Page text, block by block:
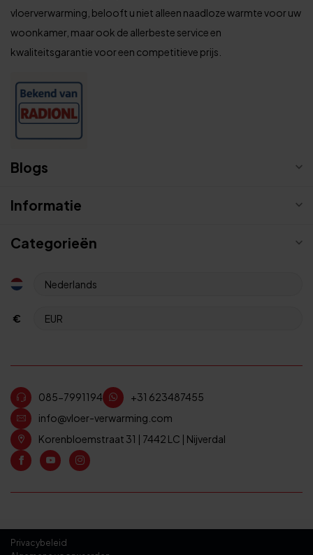
vloerverwarming, belooft u niet alleen naadloze warmte voor uw
woonkamer, maar ook de allerbeste service en
kwaliteitsgarantie voor een competitieve prijs.
Blogs
Informatie
Categorieën
€
085-7991194
+31 623487455
info@vloer-verwarming.com
Korenbloemstraat 31 | 7442 LC | Nijverdal
Privacybeleid